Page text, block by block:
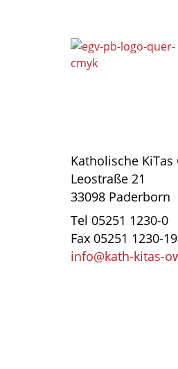
Katholische
Leostraße 21
33098 Paderborn
Tel 05251 1230-0
Fax 05251 1230-
info@kath-kitas-